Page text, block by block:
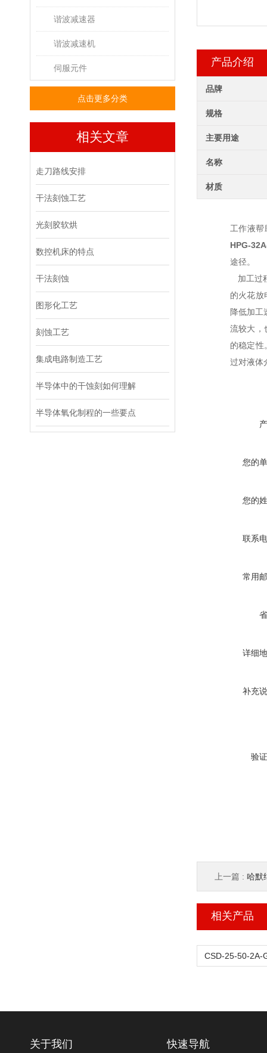
谐波减速器
谐波减速机
伺服元件
点击更多分类
相关文章
走刀路线安排
干法刻蚀工艺
光刻胶软烘
数控机床的特点
干法刻蚀
图形化工艺
刻蚀工艺
集成电路制造工艺
半导体中的干蚀刻如何理解
半导体氧化制程的一些要点
产品介绍
品牌
规格
主要用途
名称
材质
工作液
HPG-
途径。
加工过
的火花放
降低加工
流较大，
的稳定性
过对液
您的
您的
联系
常用
详细
补充
验
上一篇 : 哈默
相关产品
关于我们 快速导航